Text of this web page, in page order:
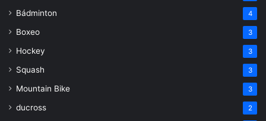
Bádminton 4
Boxeo 3
Hockey 3
Squash 3
Mountain Bike 3
ducross 2